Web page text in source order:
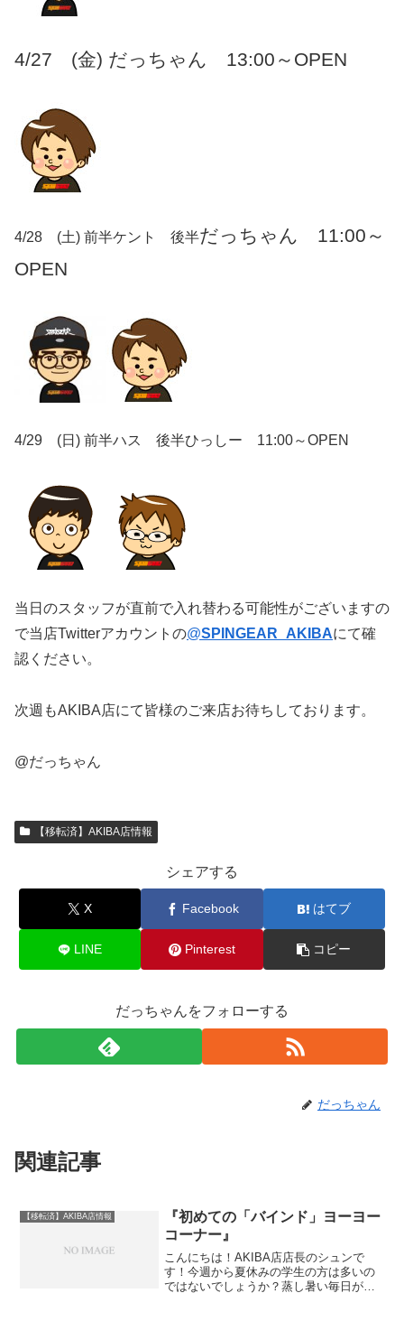
4/27 (金) だっちゃん 13:00～OPEN
4/28 (土) 前半ケント 後半だっちゃん 11:00～
OPEN
4/29 (日) 前半ハス 後半ひっしー 11:00～OPEN
当日のスタッフが直前で入れ替わる可能性がございますの
で当店Twitterアカウントの@SPINGEAR_AKIBAにて確
認ください。
次週もAKIBA店にて皆様のご来店お待ちしております。
@だっちゃん
【移転済】AKIBA店情報
シェアする
X Facebook はてブ
LINE Pinterest コピー
だっちゃんをフォローする
だっちゃん
関連記事
【移転済】AKIBA店情報
『初めての「バインド」ヨーヨー
コーナー』
こんにちは！AKIBA店店長のシュンで
す！今週から夏休みの学生の方は多いの
ではないでしょうか？蒸し暑い毎日が続